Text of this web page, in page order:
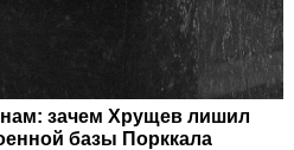
зачем Хрущев лишил
базы Порккала